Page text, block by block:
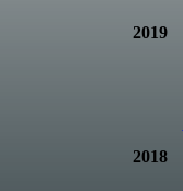
2019
2018